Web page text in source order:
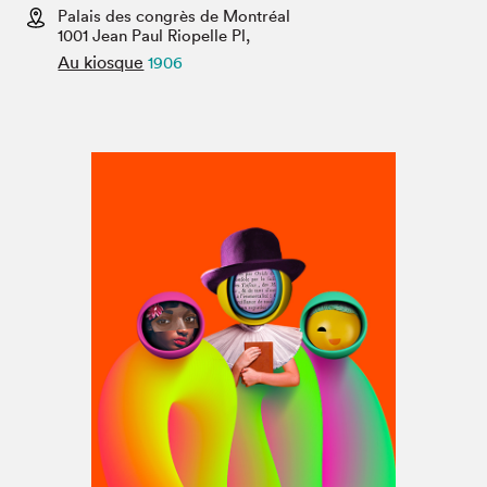
Espace médias
Palais des congrès de Montréal
1001 Jean Paul Riopelle Pl,
Au kiosque 1906